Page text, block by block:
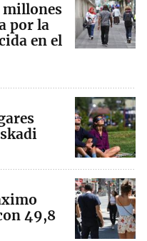
millones
por la
en el
49,8